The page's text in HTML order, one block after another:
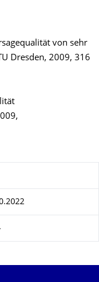
von sehr
Dresden, 2009, 316